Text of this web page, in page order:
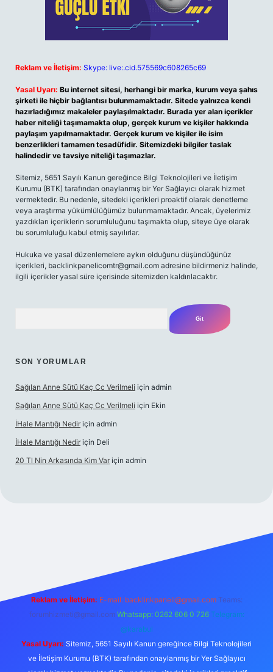
Reklam ve İletişim: Skype: live:.cid.575569c608265c69
Yasal Uyarı: Bu internet sitesi, herhangi bir marka, kurum veya şahıs
şirketi ile hiçbir bağlantısı bulunmamaktadır. Sitede yalnızca kendi
hazırladığımız makaleler paylaşılmaktadır. Burada yer alan içerikler
haber niteliği taşımamakta olup, gerçek kurum ve kişiler hakkında
paylaşım yapılmamaktadır. Gerçek kurum ve kişiler ile isim
benzerlikleri tamamen tesadüfidir. Sitemizdeki bilgiler taslak
halindedir ve tavsiye niteliği taşımazlar.
Sitemiz, 5651 Sayılı Kanun gereğince Bilgi Teknolojileri ve İletişim
Kurumu (BTK) tarafından onaylanmış bir Yer Sağlayıcı olarak hizmet
vermektedir. Bu nedenle, sitedeki içerikleri proaktif olarak denetleme
veya araştırma yükümlülüğümüz bulunmamaktadır. Ancak, üyelerimiz
yazdıkları içeriklerin sorumluluğunu taşımakta olup, siteye üye olarak
bu sorumluluğu kabul etmiş sayılırlar.
Hukuka ve yasal düzenlemelere aykırı olduğunu düşündüğünüz
içerikleri, backlinkpanelicomtr@gmail.com adresine bildirmeniz halinde,
ilgili içerikler yasal süre içerisinde sitemizden kaldırılacaktır.
SON YORUMLAR
Sağılan Anne Sütü Kaç Cc Verilmeli için admin
Sağılan Anne Sütü Kaç Cc Verilmeli için Ekin
İHale Mantığı Nedir için admin
İHale Mantığı Nedir için Deli
20 Tl Nin Arkasında Kim Var için admin
Reklam ve İletişim: E-mail: backlinkpaneli@gmail.com Teams:
forumhizmeti@gmail.com Whatsapp: 0262 606 0 726 Telegram:
@karabul
Yasal Uyarı: Sitemiz, 5651 Sayılı Kanun gereğince Bilgi Teknolojileri
ve İletişim Kurumu (BTK) tarafından onaylanmış bir Yer Sağlayıcı